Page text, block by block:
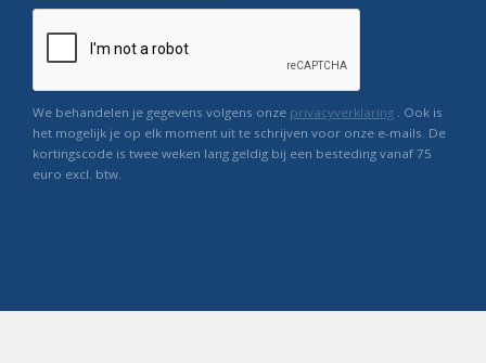
We behandelen je gegevens volgens onze privacyverklaring . Ook is
het mogelijk je op elk moment uit te schrijven voor onze e-mails. De
kortingscode is twee weken lang geldig bij een besteding vanaf 75
euro excl. btw.